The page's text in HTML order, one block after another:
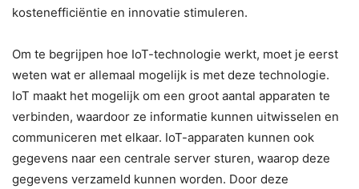
kostenefficiëntie en innovatie stimuleren.
Om te begrijpen hoe IoT-technologie werkt, moet je eerst
weten wat er allemaal mogelijk is met deze technologie.
IoT maakt het mogelijk om een groot aantal apparaten te
verbinden, waardoor ze informatie kunnen uitwisselen en
communiceren met elkaar. IoT-apparaten kunnen ook
gegevens naar een centrale server sturen, waarop deze
gegevens verzameld kunnen worden. Door deze